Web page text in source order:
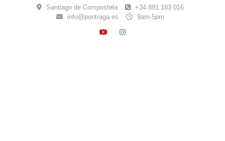
Santiago de Compostela
+34 881 183 016
info@pontraga.es
9am-5pm
YOUTUBE
INSTAGRAM